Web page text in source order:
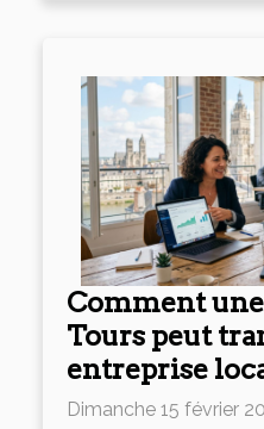
Comment
Tours peut
entreprise
Dimanche 15 février